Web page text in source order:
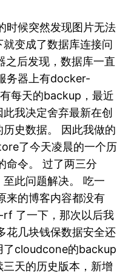
时候突然发现图片无法
变成了数据库连接问
之后发现，数据库一直
务器上有docker-
每天的backup，最近
我决定舍弃最新在创
史数据。 因此我做的
了今天凌晨的一个历
命令。 过了两三分
此问题解决。 吃一
来的博客内容都没有
了一下，那次以后我
花几块钱保数据安全还
了cloudcone的backup
天的历史版本，新增